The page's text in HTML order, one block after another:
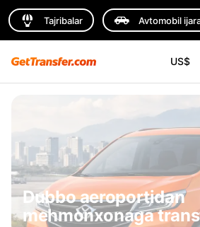
Tajribalar Avtomobil
US$
Dubbo aeroportidan
mehmonxonaga